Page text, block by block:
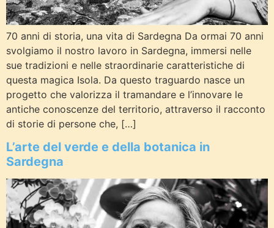
70 anni di storia, una vita di Sardegna Da ormai 70 anni
svolgiamo il nostro lavoro in Sardegna, immersi nelle
sue tradizioni e nelle straordinarie caratteristiche di
questa magica Isola. Da questo traguardo nasce un
progetto che valorizza il tramandare e l’innovare le
antiche conoscenze del territorio, attraverso il racconto
di storie di persone che, […]
L’arte del verde e della botanica in
Sardegna